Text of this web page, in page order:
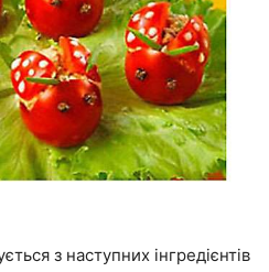
з наступних інгредієнтів